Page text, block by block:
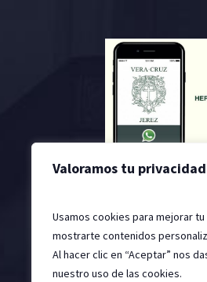
Valoramos tu privacidad
Usamos cookies para mejorar
mostrarte contenidos
Al hacer clic en “Aceptar” nos
nuestro uso de las cookies.